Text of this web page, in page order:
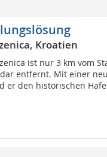
Kroatien
ist nur 3 km vom
entfernt. Mit einer
er den historischen